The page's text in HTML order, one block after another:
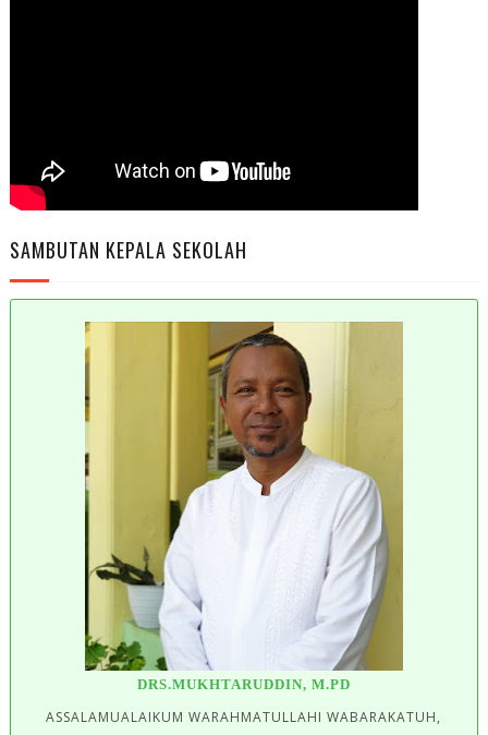
SAMBUTAN KEPALA SEKOLAH
DRS.MUKHTARUDDIN, M.PD
ASSALAMUALAIKUM WARAHMATULLAHI WABARAKATUH,